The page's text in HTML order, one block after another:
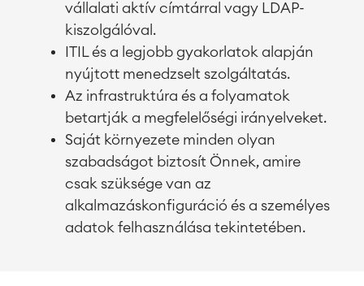
vállalati aktív címtárral vagy LDAP-
kiszolgálóval.
ITIL és a legjobb gyakorlatok alapján
nyújtott menedzselt szolgáltatás.
Az infrastruktúra és a folyamatok
betartják a megfelelőségi irányelveket.
Saját környezete minden olyan
szabadságot biztosít Önnek, amire
csak szüksége van az
alkalmazáskonfiguráció és a személyes
adatok felhasználása tekintetében.